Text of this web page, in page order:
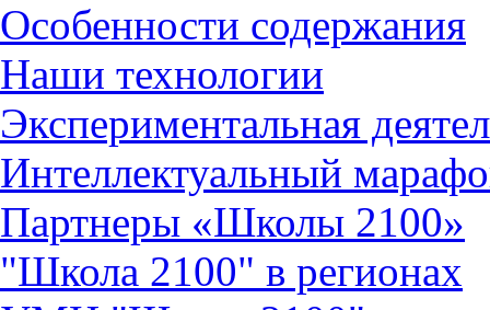
Особенности содержания
Наши технологии
Экспериментальная
Интеллектуальный
Партнеры «Школы 2100»
"Школа 2100" в регионах